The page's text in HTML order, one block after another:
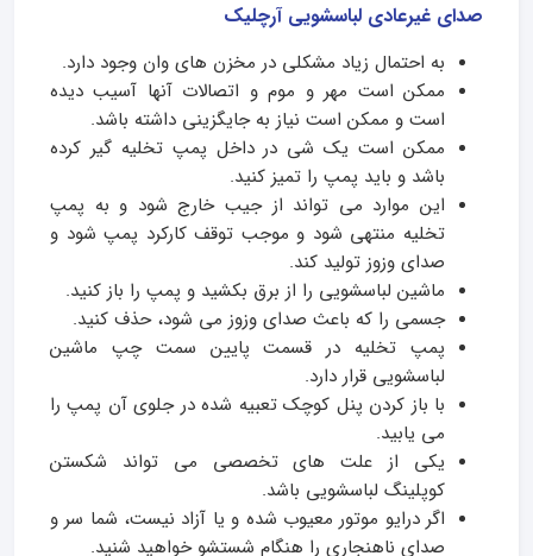
صدای غیرعادی لباسشویی آرچلیک
به احتمال زیاد مشکلی در مخزن­ های وان وجود دارد.
ممکن است مهر و موم و اتصالات آن­ها آسیب دیده
است و ممکن است نیاز به جایگزینی داشته باشد.
ممکن است یک شی در داخل پمپ تخلیه گیر کرده
باشد و باید پمپ را تمیز کنید.
این موارد می تواند از جیب خارج شود و به پمپ
تخلیه منتهی شود و موجب توقف کارکرد پمپ شود و
صدای وزوز تولید کند.
ماشین لباسشویی را از برق بکشید و پمپ را باز کنید.
جسمی را که باعث صدای وزوز می شود، حذف کنید.
پمپ تخلیه در قسمت پایین سمت چپ ماشین
لباسشویی قرار دارد.
با باز کردن پنل کوچک تعبیه شده در جلوی آن پمپ را
می یابید.
یکی از علت­ های تخصصی می ­تواند شکستن
کوپلینگ لباسشویی باشد.
اگر درایو موتور معیوب شده و یا آزاد نیست، شما سر و
صدای ناهنجاری را هنگام شستشو خواهید شنید.